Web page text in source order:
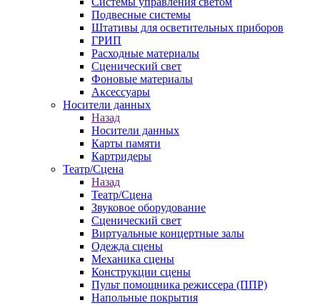
Подвесные системы
Штативы для осветительных приборов
ГРИП
Расходные материалы
Сценический свет
Фоновые материалы
Аксессуары
Носители данных
Назад
Носители данных
Карты памяти
Картридеры
Театр/Сцена
Назад
Театр/Сцена
Звуковое оборудование
Сценический свет
Виртуальные концертные залы
Одежда сцены
Механика сцены
Конструкции сцены
Пульт помощника режиссера (ППР)
Напольные покрытия